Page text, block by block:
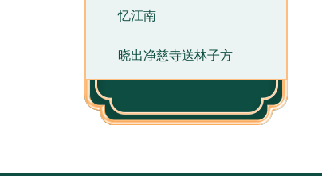
忆江南
晓出净慈寺送林子方